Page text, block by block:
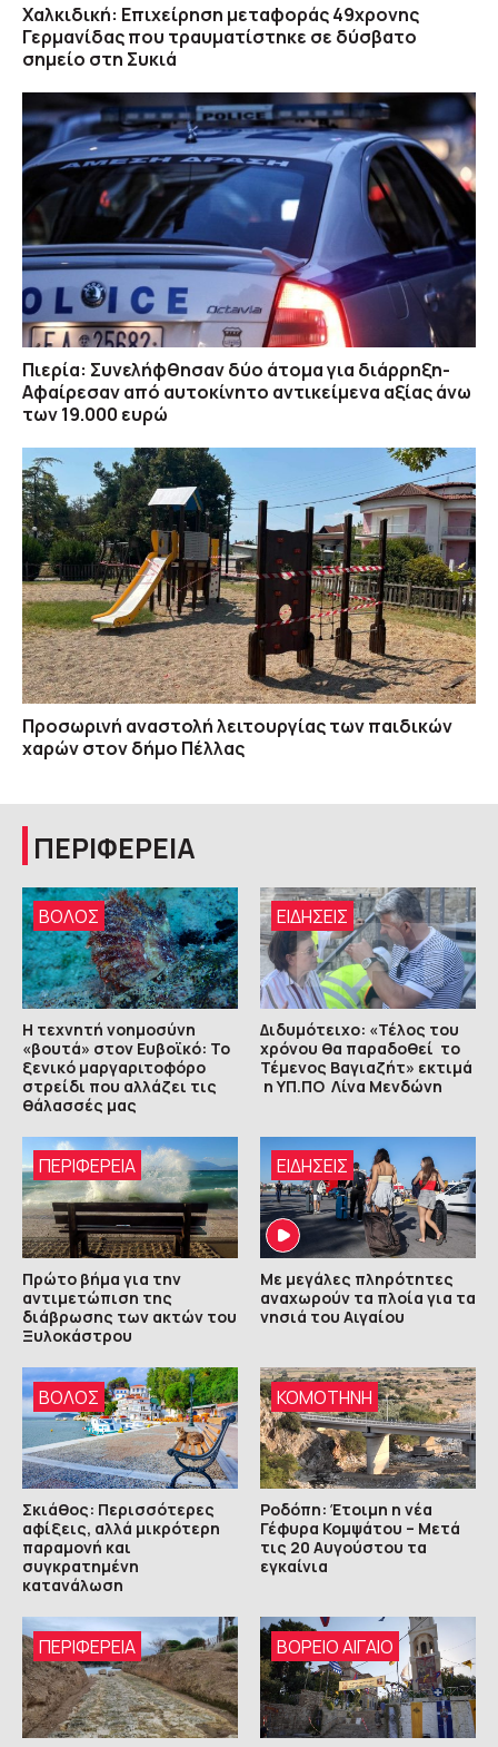
Χαλκιδική: Επιχείρηση μεταφοράς 49χρονης
Γερμανίδας που τραυματίστηκε σε δύσβατο
σημείο στη Συκιά
Πιερία: Συνελήφθησαν δύο άτομα για διάρρηξη-
Αφαίρεσαν από αυτοκίνητο αντικείμενα αξίας άνω
των 19.000 ευρώ
Προσωρινή αναστολή λειτουργίας των παιδικών
χαρών στον δήμο Πέλλας
ΠΕΡΙΦΕΡΕΙΑ
ΒΟΛΟΣ
Η τεχνητή νοημοσύνη
«βουτά» στον Ευβοϊκό: Το
ξενικό μαργαριτοφόρο
στρείδι που αλλάζει τις
θάλασσές μας
ΕΙΔΗΣΕΙΣ
Διδυμότειχο: «Τέλος του
χρόνου θα παραδοθεί το
Τέμενος Βαγιαζήτ» εκτιμά
η ΥΠ.ΠΟ Λίνα Μενδώνη
ΠΕΡΙΦΈΡΕΙΑ
Πρώτο βήμα για την
αντιμετώπιση της
διάβρωσης των ακτών του
Ξυλοκάστρου
ΕΙΔΗΣΕΙΣ
Με μεγάλες πληρότητες
αναχωρούν τα πλοία για τα
νησιά του Αιγαίου
ΒΟΛΟΣ
Σκιάθος: Περισσότερες
αφίξεις, αλλά μικρότερη
παραμονή και
συγκρατημένη
κατανάλωση
KOMOTHNH
Ροδόπη: Έτοιμη η νέα
Γέφυρα Κομψάτου – Μετά
τις 20 Αυγούστου τα
εγκαίνια
ΠΕΡΙΦΈΡΕΙΑ ΒΟΡΕΙΟ ΑΙΓΑΙΟ